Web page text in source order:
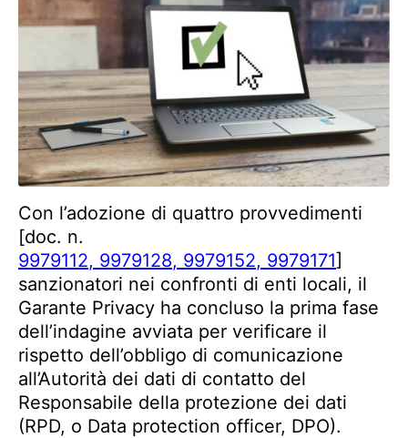
Con l’adozione di quattro provvedimenti
[doc. n.
9979112, 9979128, 9979152, 9979171]
sanzionatori nei confronti di enti locali, il
Garante Privacy ha concluso la prima fase
dell’indagine avviata per verificare il
rispetto dell’obbligo di comunicazione
all’Autorità dei dati di contatto del
Responsabile della protezione dei dati
(RPD, o Data protection officer, DPO).